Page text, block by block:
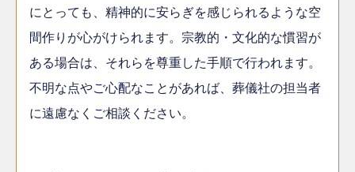
にとっても、精神的に安らぎを感じられるような空
間作りが心がけられます。宗教的・文化的な慣習が
ある場合は、それらを尊重した手順で行われます。
不明な点やご心配なことがあれば、葬儀社の担当者
に遠慮なくご相談ください。